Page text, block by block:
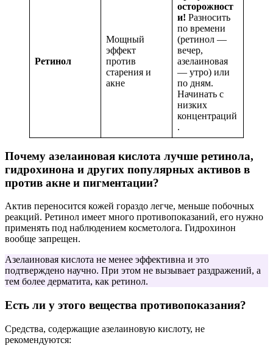
Ретинол
Мощный
эффект
против
старения и
акне
осторожност
и! Разносить
по времени
(ретинол —
вечер,
азелаиновая
— утро) или
по дням.
Начинать с
низких
концентраций
.
Почему азелаиновая кислота лучше ретинола,
гидрохинона и других популярных активов в
против акне и пигментации?
Актив переносится кожей гораздо легче, меньше побочных
реакций. Ретинол имеет много противопоказаний, его нужно
применять под наблюдением косметолога. Гидрохинон
вообще запрещен.
Азелаиновая кислота не менее эффективна и это
подтверждено научно. При этом не вызывает раздражений, а
тем более дерматита, как ретинол.
Есть ли у этого вещества противопоказания?
Средства, содержащие азелаиновую кислоту, не
рекомендуются: